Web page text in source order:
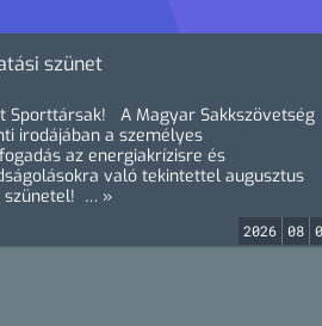
szünet
Sporttársak! A Magyar Sakkszövetség
irodájában a személyes
az energiakrízisre és
való tekintettel augusztus
szünetel! … »
2026 08